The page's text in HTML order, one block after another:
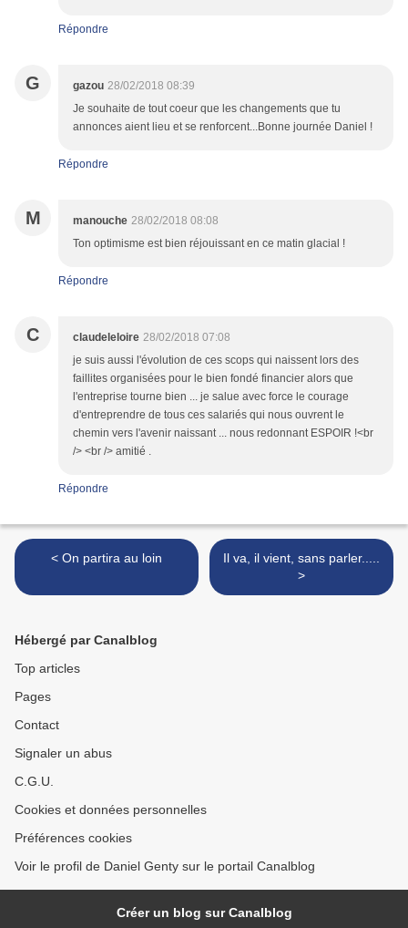
Répondre
G gazou 28/02/2018 08:39
Je souhaite de tout coeur que les changements que tu
annonces aient lieu et se renforcent...Bonne journée Daniel !
Répondre
M manouche 28/02/2018 08:08
Ton optimisme est bien réjouissant en ce matin glacial !
Répondre
C claudeleloire 28/02/2018 07:08
je suis aussi l'évolution de ces scops qui naissent lors des
faillites organisées pour le bien fondé financier alors que
l'entreprise tourne bien ... je salue avec force le courage
d'entreprendre de tous ces salariés qui nous ouvrent le
chemin vers l'avenir naissant ... nous redonnant ESPOIR !<br
/> <br /> amitié .
Répondre
< On partira au loin
Il va, il vient, sans parler.....
>
Hébergé par Canalblog
Top articles
Pages
Contact
Signaler un abus
C.G.U.
Cookies et données personnelles
Préférences cookies
Voir le profil de Daniel Genty sur le portail Canalblog
Créer un blog sur Canalblog